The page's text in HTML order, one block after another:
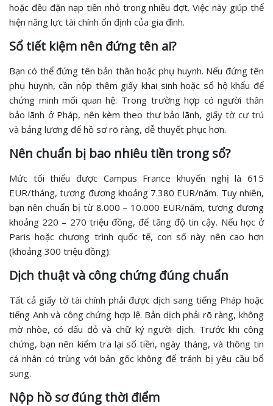
hoặc đều đặn nạp tiền nhỏ trong nhiều đợt. Việc này giúp thể
hiện năng lực tài chính ổn định của gia đình.
Sổ tiết kiệm nên đứng tên ai?
Bạn có thể đứng tên bản thân hoặc phụ huynh. Nếu đứng tên
phụ huynh, cần nộp thêm giấy khai sinh hoặc sổ hộ khẩu để
chứng minh mối quan hệ. Trong trường hợp có người thân
bảo lãnh ở Pháp, nên kèm theo thư bảo lãnh, giấy tờ cư trú
và bảng lương để hồ sơ rõ ràng, dễ thuyết phục hơn.
Nên chuẩn bị bao nhiêu tiền trong sổ?
Mức tối thiểu được Campus France khuyến nghị là 615
EUR/tháng, tương đương khoảng 7.380 EUR/năm. Tuy nhiên,
bạn nên chuẩn bị từ 8.000 – 10.000 EUR/năm, tương đương
khoảng 220 – 270 triệu đồng, để tăng độ tin cậy. Nếu học ở
Paris hoặc chương trình quốc tế, con số này nên cao hơn
(khoảng 300 triệu đồng).
Dịch thuật và công chứng đúng chuẩn
Tất cả giấy tờ tài chính phải được dịch sang tiếng Pháp hoặc
tiếng Anh và công chứng hợp lệ. Bản dịch phải rõ ràng, không
mờ nhòe, có dấu đỏ và chữ ký người dịch. Trước khi công
chứng, bạn nên kiểm tra lại số tiền, ngày tháng, và thông tin
cá nhân có trùng với bản gốc không để tránh bị yêu cầu bổ
sung.
Nộp hồ sơ đúng thời điểm